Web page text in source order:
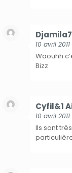
10 avril
Waouhh
Bizz
Cyfil&1
10 avril
Ils sont